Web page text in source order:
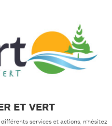
ET VERT
services et actions, n'hésitez